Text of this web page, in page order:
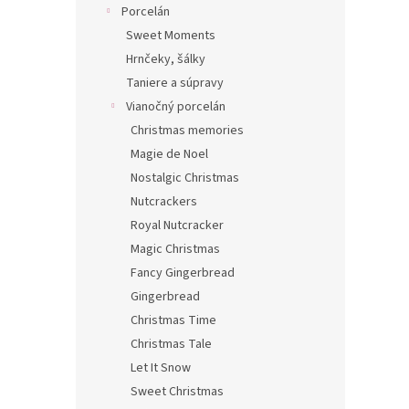
Porcelán
Sweet Moments
Hrnčeky, šálky
Taniere a súpravy
Vianočný porcelán
Christmas memories
Magie de Noel
Nostalgic Christmas
Nutcrackers
Royal Nutcracker
Magic Christmas
Fancy Gingerbread
Gingerbread
Christmas Time
Christmas Tale
Let It Snow
Sweet Christmas